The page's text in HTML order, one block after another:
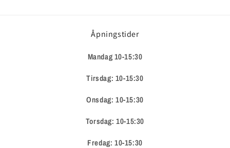
Åpningstider
Mandag 10-15:30
Tirsdag: 10-15:30
Onsdag: 10-15:30
Torsdag: 10-15:30
Fredag: 10-15:30